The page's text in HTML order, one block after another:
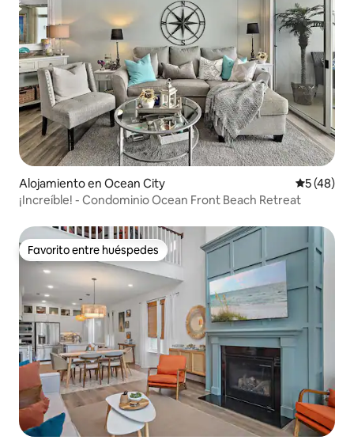
Alojamiento en Ocean City
5 (48)
¡Increíble! - Condominio Ocean Front Beach Retreat
Favorito entre huéspedes
Favorito entre huéspedes